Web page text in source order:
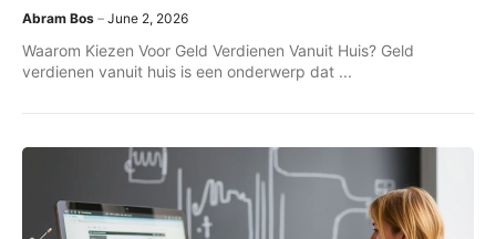
Abram Bos June 2, 2026
Waarom Kiezen Voor Geld Verdienen Vanuit Huis? Geld
verdienen vanuit huis is een onderwerp dat ...